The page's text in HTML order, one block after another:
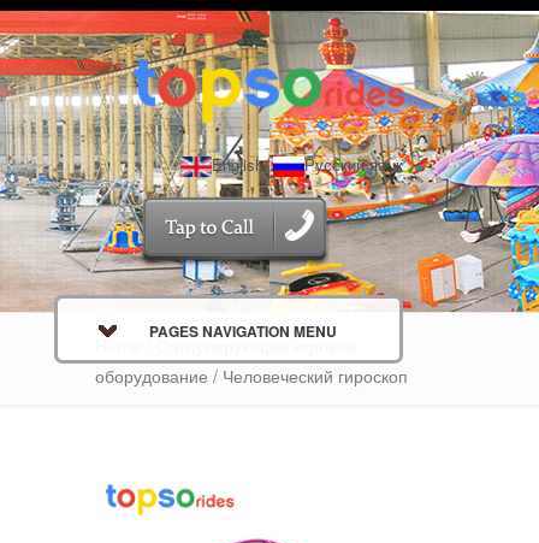
English Русский язык
PAGES NAVIGATION MENU
оборудование / Человеческий гироскоп